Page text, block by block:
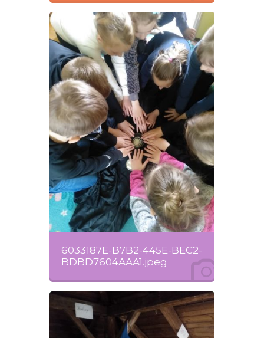
6033187E-B7B2-445E-BEC2-
BDBD7604AAA1.jpeg